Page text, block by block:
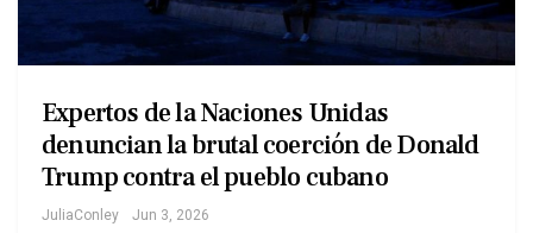
Expertos de la Naciones Unidas
denuncian la brutal coerción de Donald
Trump contra el pueblo cubano
JuliaConley Jun 3, 2026